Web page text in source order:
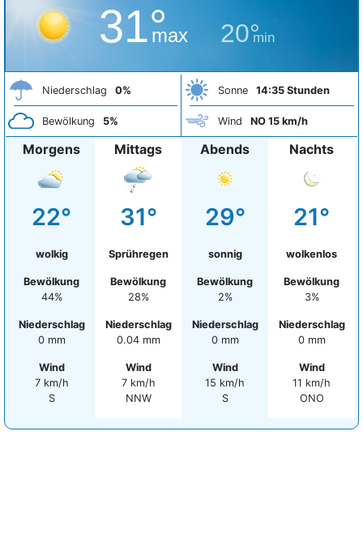
31°
max 20°
min
Niederschlag 0%
Bewölkung 5%
Sonne 14:35 Stunden
Wind NO 15 km/h
Morgens
22°
wolkig
Bewölkung
44%
Niederschlag
0 mm
Wind
7 km/h
S
Mittags
31°
Sprühregen
Bewölkung
28%
Niederschlag
0.04 mm
Wind
7 km/h
NNW
Abends
29°
sonnig
Bewölkung
2%
Niederschlag
0 mm
Wind
15 km/h
S
Nachts
21°
wolkenlos
Bewölkung
3%
Niederschlag
0 mm
Wind
11 km/h
ONO